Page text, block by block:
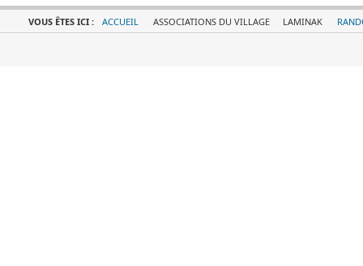
VOUS ÊTES ICI : ACCUEIL ASSOCIATIONS DU VILLAGE LAMINAK